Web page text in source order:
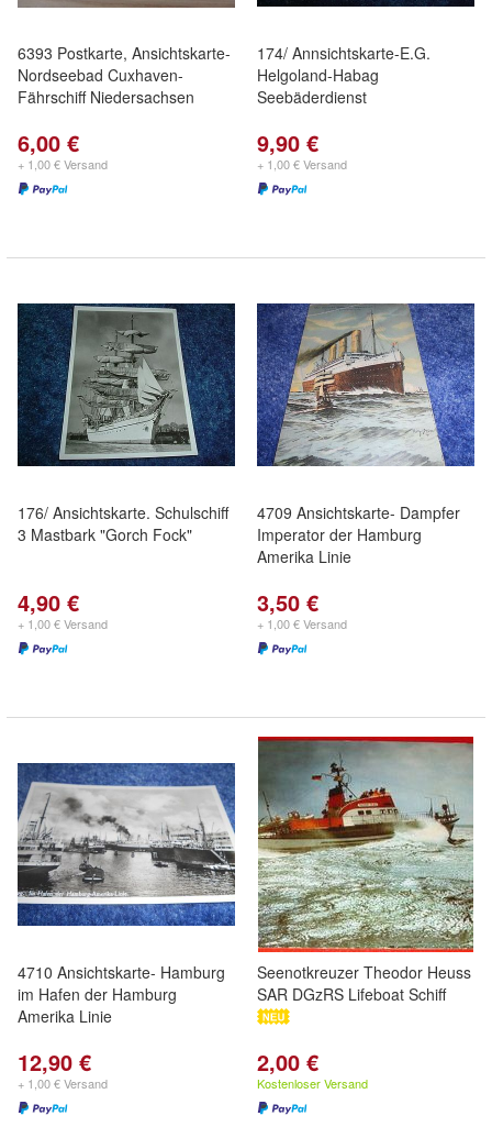
6393 Postkarte, Ansichtskarte-
Nordseebad Cuxhaven-
Fährschiff Niedersachsen
6,00 €
+ 1,00 € Versand
174/ Annsichtskarte-E.G.
Helgoland-Habag
Seebäderdienst
9,90 €
+ 1,00 € Versand
176/ Ansichtskarte. Schulschiff
3 Mastbark "Gorch Fock"
4,90 €
+ 1,00 € Versand
4709 Ansichtskarte- Dampfer
Imperator der Hamburg
Amerika Linie
3,50 €
+ 1,00 € Versand
4710 Ansichtskarte- Hamburg
im Hafen der Hamburg
Amerika Linie
12,90 €
+ 1,00 € Versand
Seenotkreuzer Theodor Heuss
SAR DGzRS Lifeboat Schiff
2,00 €
Kostenloser Versand